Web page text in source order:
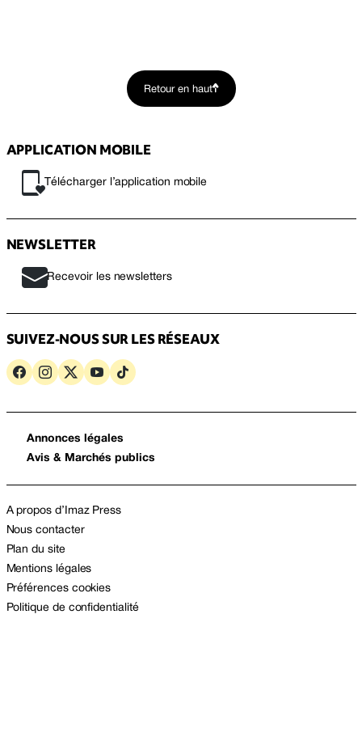
Retour en haut
APPLICATION MOBILE
Télécharger l’application mobile
NEWSLETTER
Recevoir les newsletters
SUIVEZ-NOUS SUR LES RÉSEAUX
Annonces légales
Avis & Marchés publics
A propos d’Imaz Press
Nous contacter
Plan du site
Mentions légales
Préférences cookies
Politique de confidentialité